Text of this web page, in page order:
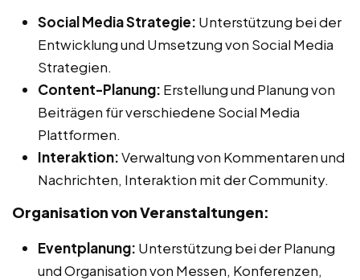
Social Media Strategie: Unterstützung bei der
Entwicklung und Umsetzung von Social Media
Strategien.
Content-Planung: Erstellung und Planung von
Beiträgen für verschiedene Social Media
Plattformen.
Interaktion:Verwaltung von Kommentaren und
Nachrichten, Interaktion mit der Community.
Organisation von Veranstaltungen:
Eventplanung: Unterstützung bei der Planung
und Organisation von Messen, Konferenzen,